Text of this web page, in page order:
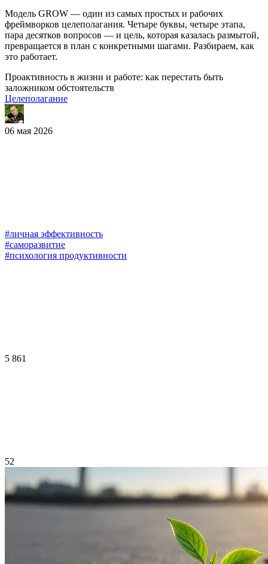
Модель GROW — один из самых простых и рабочих
фреймворков целеполагания. Четыре буквы, четыре этапа,
пара десятков вопросов — и цель, которая казалась размытой,
превращается в план с конкретными шагами. Разбираем, как
это работает.
Проактивность в жизни и работе: как перестать быть
заложником обстоятельств
Целеполагание
06 мая 2026
#личная эффективность
#саморазвитие
#психология продуктивности
5 861
52